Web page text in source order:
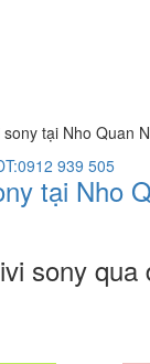
tại Nho Quan
939 505
tại Nho
sony qua